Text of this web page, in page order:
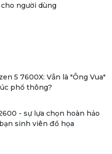
người dùng
5 7600X: Vẫn là "Ông Vua"
phổ thông?
- sự lựa chọn hoàn hảo
sinh viên đồ họa